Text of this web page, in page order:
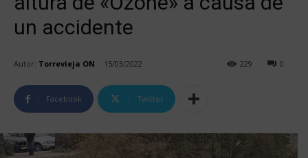
un accidente
Autor: Torrevieja ON 15/03/2022 0
229
Facebook Twitter